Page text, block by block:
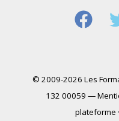
© 2009-2026 Les
132 00059 —
plateforme ·